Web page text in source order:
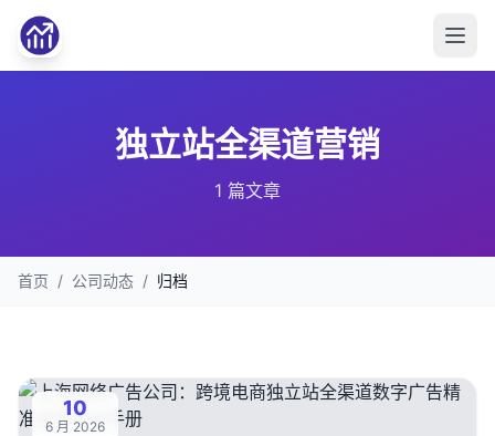
独立站全渠道营销
1 篇文章
首页 / 公司动态 / 归档
10
6 月 2026